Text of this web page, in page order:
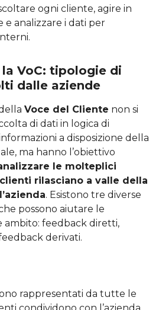
ogni cliente, agire in
e analizzare i dati per
VoC: tipologie di
dalle aziende
Voce del Cliente non si
di dati in logica di
a disposizione della
ma hanno l’obiettivo
le molteplici
rilasciano a valle della
. Esistono tre diverse
possono aiutare le
ambito: feedback diretti,
derivati.
rappresentati da tutte le